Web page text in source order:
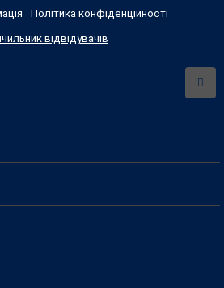
Політика конфіденційності